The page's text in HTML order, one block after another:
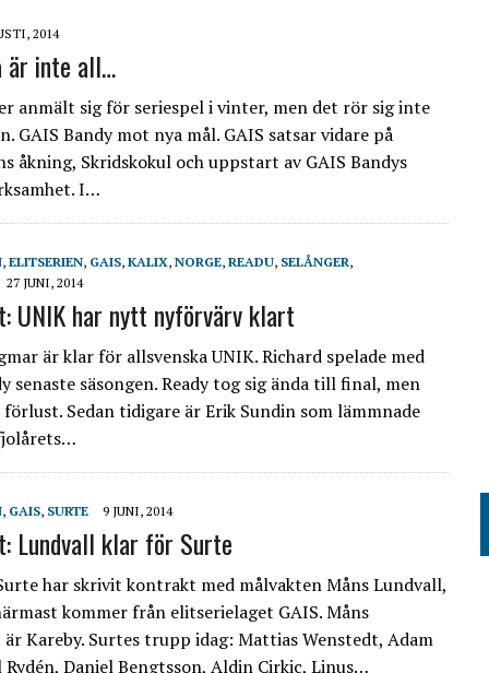
2014
är inte all…
anmält sig för seriespel i vinter, men det rör sig inte
GAIS Bandy mot nya mål. GAIS satsar vidare på
åkning, Skridskokul och uppstart av GAIS Bandys
I…
, ELITSERIEN, GAIS, KALIX, NORGE, READU, SELÅNGER,
27 JUNI, 2014
UNIK har nytt nyförvärv klart
är klar för allsvenska UNIK. Richard spelade med
senaste säsongen. Ready tog sig ända till final, men
Sedan tidigare är Erik Sundin som lämmnade
, GAIS, SURTE 9 JUNI, 2014
Lundvall klar för Surte
har skrivit kontrakt med målvakten Måns Lundvall,
kommer från elitserielaget GAIS. Måns
Kareby. Surtes trupp idag: Mattias Wenstedt, Adam
Rydén, Daniel Bengtsson, Aldin Cirkic, Linus…